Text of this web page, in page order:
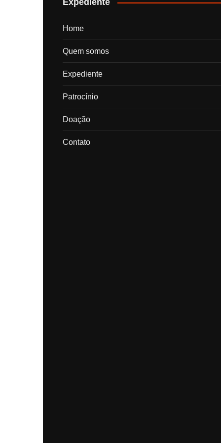
Expediente
Home
Quem somos
Expediente
Patrocínio
Doação
Contato